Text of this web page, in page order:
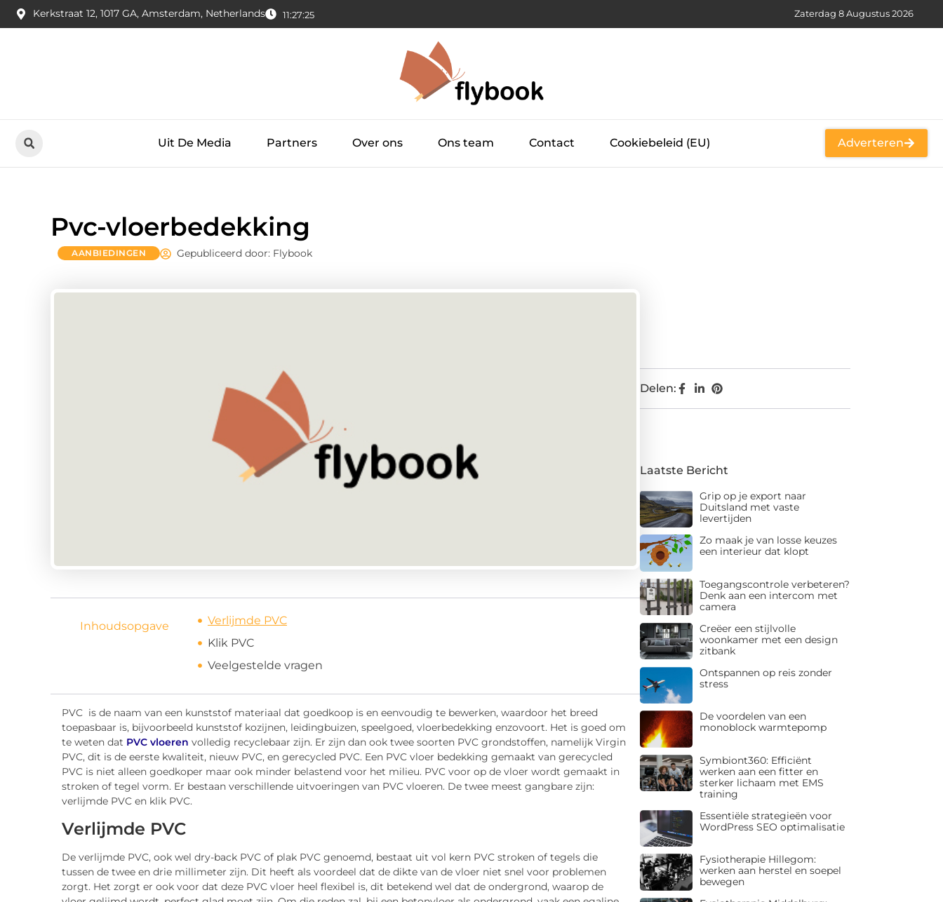
Kerkstraat 12, 1017 GA, Amsterdam, Netherlands 11:27:26 Zaterdag 8 Augustus 2026
Uit De Media Partners Over ons Ons team Contact Cookiebeleid (EU) Adverteren
Pvc-vloerbedekking
AANBIEDINGEN Gepubliceerd door: Flybook
Inhoudsopgave
Verlijmde PVC
Klik PVC
Veelgestelde vragen
PVC is de naam van een kunststof materiaal dat goedkoop is en eenvoudig te bewerken, waardoor het breed
toepasbaar is, bijvoorbeeld kunststof kozijnen, leidingbuizen, speelgoed, vloerbedekking enzovoort. Het is goed om
te weten dat PVC vloeren volledig recyclebaar zijn. Er zijn dan ook twee soorten PVC grondstoffen, namelijk Virgin
PVC, dit is de eerste kwaliteit, nieuw PVC, en gerecycled PVC. Een PVC vloer bedekking gemaakt van gerecycled
PVC is niet alleen goedkoper maar ook minder belastend voor het milieu. PVC voor op de vloer wordt gemaakt in
stroken of tegel vorm. Er bestaan verschillende uitvoeringen van PVC vloeren. De twee meest gangbare zijn:
verlijmde PVC en klik PVC.
Verlijmde PVC
De verlijmde PVC, ook wel dry-back PVC of plak PVC genoemd, bestaat uit vol kern PVC stroken of tegels die
tussen de twee en drie millimeter zijn. Dit heeft als voordeel dat de dikte van de vloer niet snel voor problemen
zorgt. Het zorgt er ook voor dat deze PVC vloer heel flexibel is, dit betekend wel dat de ondergrond, waarop de
Delen:
Laatste Bericht
Grip op je export naar
Duitsland met vaste
levertijden
Zo maak je van losse keuzes
een interieur dat klopt
Toegangscontrole verbeteren?
Denk aan een intercom met
camera
Creëer een stijlvolle
woonkamer met een design
zitbank
Ontspannen op reis zonder
stress
De voordelen van een
monoblock warmtepomp
Symbiont360: Efficiënt
werken aan een fitter en
sterker lichaam met EMS
training
Essentiële strategieën voor
WordPress SEO optimalisatie
Fysiotherapie Hillegom:
werken aan herstel en soepel
bewegen